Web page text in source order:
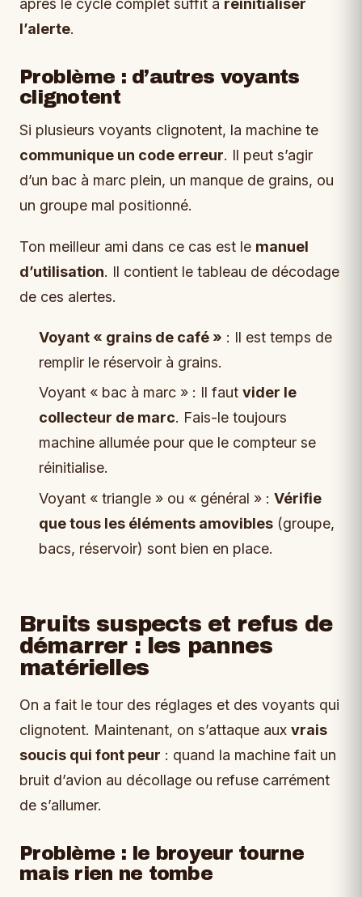
l’alerte.
Problème : d’autres voyants
clignotent
Si plusieurs voyants clignotent, la machine te
communique un code erreur. Il peut s’agir
d’un bac à marc plein, un manque de grains, ou
un groupe mal positionné.
Ton meilleur ami dans ce cas est le manuel
d’utilisation. Il contient le tableau de décodage
de ces alertes.
Voyant « grains de café » : Il est temps de
remplir le réservoir à grains.
Voyant « bac à marc » : Il faut vider le
collecteur de marc. Fais-le toujours
machine allumée pour que le compteur se
réinitialise.
Voyant « triangle » ou « général » : Vérifie
que tous les éléments amovibles (groupe,
bacs, réservoir) sont bien en place.
Bruits suspects et refus de
démarrer : les pannes
matérielles
On a fait le tour des réglages et des voyants qui
clignotent. Maintenant, on s’attaque aux vrais
soucis qui font peur : quand la machine fait un
bruit d’avion au décollage ou refuse carrément
de s’allumer.
Problème : le broyeur tourne
mais rien ne tombe